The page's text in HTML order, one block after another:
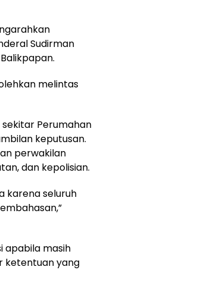
Sudirman
melintas
Perumahan
keputusan.
perwakilan
dan kepolisian.
karena seluruh
apabila masih
ketentuan yang